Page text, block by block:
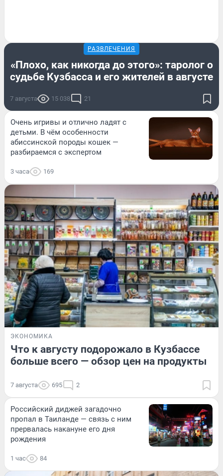
РАЗВЛЕЧЕНИЯ
«Плохо, как никогда до этого»: таролог о
судьбе Кузбасса и его жителей в августе
7 августа 15 038 21
Очень игривы и отлично ладят с
детьми. В чём особенности
абиссинской породы кошек —
разбираемся с экспертом
3 часа 169
ЭКОНОМИКА
Что к августу подорожало в Кузбассе
больше всего — обзор цен на продукты
7 августа 695 2
Российский диджей загадочно
пропал в Таиланде — связь с ним
прервалась накануне его дня
рождения
1 час 84